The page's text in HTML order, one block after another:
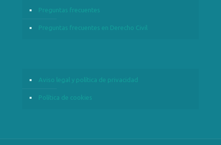
Preguntas frecuentes
Preguntas frecuentes en Derecho Civil
Aviso legal y política de privacidad
Política de cookies